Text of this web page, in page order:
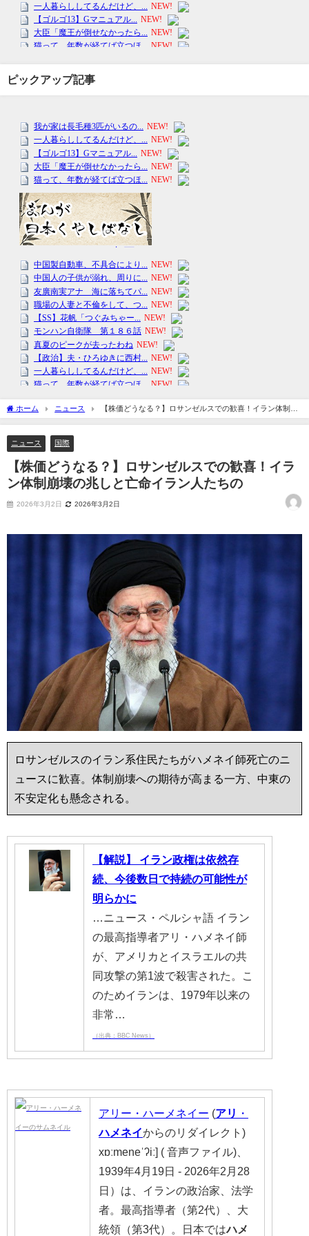
ピックアップ記事
ホーム ニュース
【株価どうなる？】ロサンゼルスでの歓喜！イラン体制崩
壊の兆しと亡命イラン人たちの
ニュース 国際
【株価どうなる？】ロサンゼルスでの歓喜！イラ
ン体制崩壊の兆しと亡命イラン人たちの
2026年3月2日 2026年3月2日
ロサンゼルスのイラン系住民たちがハメネイ師死亡のニ
ュースに歓喜。体制崩壊への期待が高まる一方、中東の
不安定化も懸念される。
【解説】 イラン政権は依然存
続、今後数日で持続の可能性が
明らかに
…ニュース・ペルシャ語 イラン
の最高指導者アリ・ハメネイ師
が、アメリカとイスラエルの共
同攻撃の第1波で殺害された。こ
のためイランは、1979年以来の
非常…
（出典：BBC News）
アリー・ハーメネイー (アリ
・
ハメネイからのリダイレクト)
xɒːmeneˈʔiː] ( 音声ファイル)、
1939年4月19日 - 2026年2月28
日）は、イランの政治家、法学
者。最高指導者（第2代）、大
統領（第3代）。日本ではハメ